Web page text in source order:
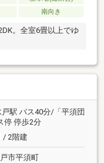
南向き
。全室6畳以上でゆ
駅 バス40分/「平須団
停 停歩2分
/ 2階建
市平須町